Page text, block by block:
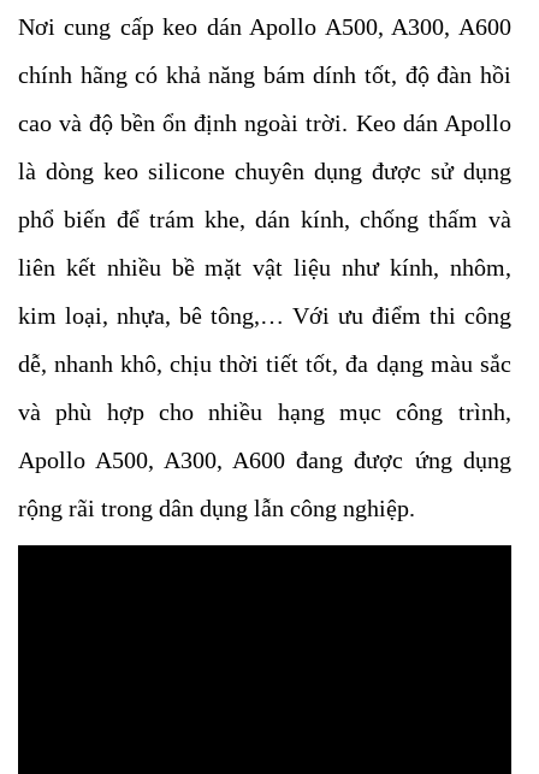
Nơi cung cấp keo dán Apollo A500, A300, A600
chính hãng có khả năng bám dính tốt, độ đàn hồi
cao và độ bền ổn định ngoài trời. Keo dán Apollo
là dòng keo silicone chuyên dụng được sử dụng
phổ biến để trám khe, dán kính, chống thấm và
liên kết nhiều bề mặt vật liệu như kính, nhôm,
kim loại, nhựa, bê tông,… Với ưu điểm thi công
dễ, nhanh khô, chịu thời tiết tốt, đa dạng màu sắc
và phù hợp cho nhiều hạng mục công trình,
Apollo A500, A300, A600 đang được ứng dụng
rộng rãi trong dân dụng lẫn công nghiệp.